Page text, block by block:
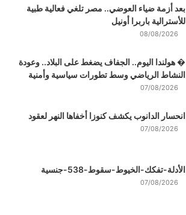
بعد أزمة ضياء العوضي.. مصر تلغي فعالية طبية
للأسترالية باربرا أونيل
08/08/2026
� هولندا اليوم.. الجفاف يضغط على البلاد.. وعودة
النشاط الرياضي وسط تطورات سياسية وأمنية
07/08/2026
انحسار الدانوب يكشف كنوزا أخفاها النهر لعقود
07/08/2026
الأدلة-تفكك-الخيوط-سقوط-538-جنسية
07/08/2026